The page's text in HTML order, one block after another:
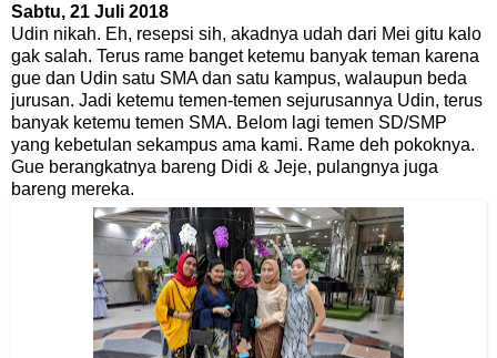
Sabtu, 21 Juli 2018
Udin nikah. Eh, resepsi sih, akadnya udah dari Mei gitu kalo
gak salah. Terus rame banget ketemu banyak teman karena
gue dan Udin satu SMA dan satu kampus, walaupun beda
jurusan. Jadi ketemu temen-temen sejurusannya Udin, terus
banyak ketemu temen SMA. Belom lagi temen SD/SMP
yang kebetulan sekampus ama kami. Rame deh pokoknya.
Gue berangkatnya bareng Didi & Jeje, pulangnya juga
bareng mereka.